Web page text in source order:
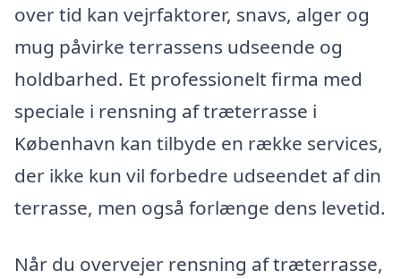
over tid kan vejrfaktorer, snavs, alger og
mug påvirke terrassens udseende og
holdbarhed. Et professionelt firma med
speciale i rensning af træterrasse i
København kan tilbyde en række services,
der ikke kun vil forbedre udseendet af din
terrasse, men også forlænge dens levetid.
Når du overvejer rensning af træterrasse,